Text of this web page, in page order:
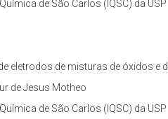
de São Carlos (IQSC) da USP
eletrodos de misturas de óxidos
de Jesus Motheo
de São Carlos (IQSC) da USP